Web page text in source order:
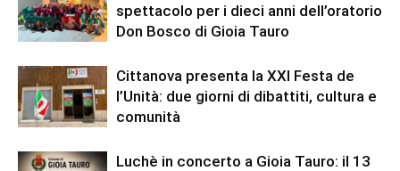
spettacolo per i dieci anni dell’oratorio
Don Bosco di Gioia Tauro
Cittanova presenta la XXI Festa de
l’Unità: due giorni di dibattiti, cultura e
comunità
Luchè in concerto a Gioia Tauro: il 13